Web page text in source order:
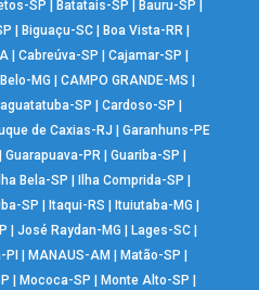
SP Batatais-SP Bauru-SP
Biguaçu-SC Boa Vista-RR
| Cabreúva-SP Cajamar-SP
MG |CAMPO GRANDE-MS
SP Cardoso-SP
de Caxias-RJ
Garanhuns-PE
Guarapuava-PR| Guariba-SP
Ilha Bela-SP Ilha Comprida-SP
SP Itaqui-RS Ituiutaba-MG
José Raydan-MG Lages-SC|
PI MANAUS-AM Matão-SP
Mococa-SP Monte Alto-SP